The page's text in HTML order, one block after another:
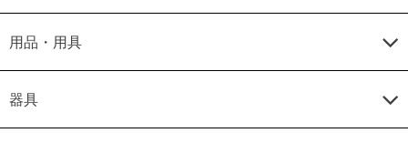
用品・用具
器具